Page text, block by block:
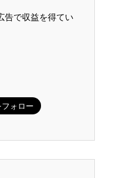
告で収益を得てい